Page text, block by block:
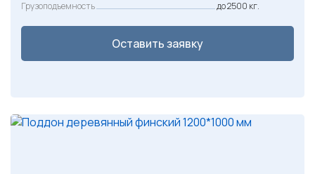
Грузоподъемность
до 2500 кг.
Оставить заявку